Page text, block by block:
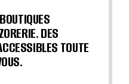
DES
TOUTE